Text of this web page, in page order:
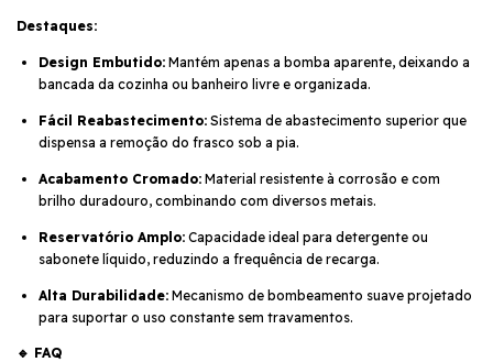
Destaques:
Design Embutido: Mantém apenas a bomba aparente, deixando a
bancada da cozinha ou banheiro livre e organizada.
Fácil Reabastecimento: Sistema de abastecimento superior que
dispensa a remoção do frasco sob a pia.
Acabamento Cromado: Material resistente à corrosão e com
brilho duradouro, combinando com diversos metais.
Reservatório Amplo: Capacidade ideal para detergente ou
sabonete líquido, reduzindo a frequência de recarga.
Alta Durabilidade: Mecanismo de bombeamento suave projetado
para suportar o uso constante sem travamentos.
🔹 FAQ